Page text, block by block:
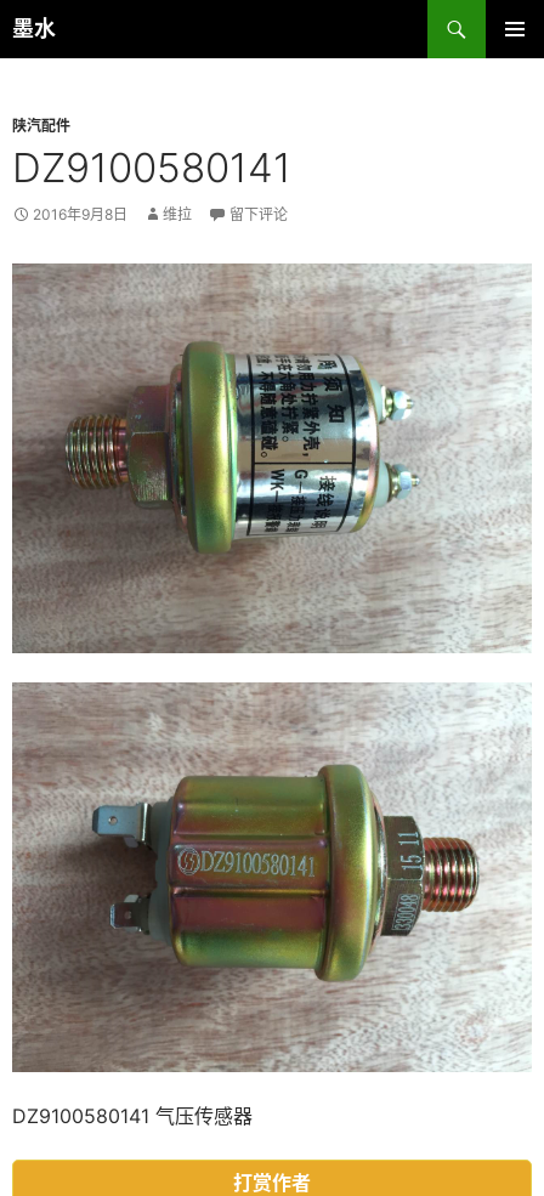
跳
至
墨水
搜
索
陕汽配件
DZ9100580141
2016年9月8日 维拉 留下评论
DZ9100580141 气压传感器
打赏作者